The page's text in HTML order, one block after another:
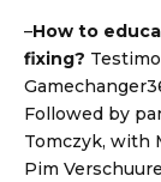
–How to
fixing?
Followed by
Tomczyk, with
Pim